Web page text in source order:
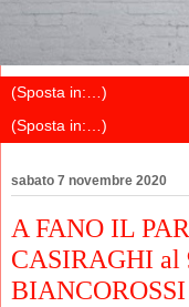
sabato 7 novembre 2020
A FANO IL
CASIRAGHI al
BIANCOROSSI